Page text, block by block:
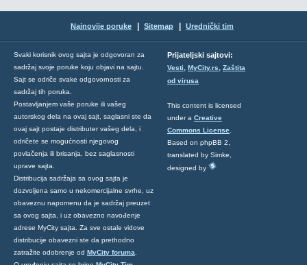
Najnovije poruke Sitemap Urednički tim
Svaki korisnik ovog sajta je odgovoran za
sadržaj svoje poruke koju objavi na sajtu.
Sajt se odriče svake odgovornosti za
sadržaj tih poruka.
Postavljanjem vaše poruke ili vašeg
autorskog dela na ovaj sajt, saglasni ste da
ovaj sajt postaje distributer vašeg dela, i
odričete se mogućnosti njegovog
povlačenja ili brisanja, bez saglasnosti
uprave sajta.
Distribucija sadržaja sa ovog sajta je
dozvoljena samo u nekomercijalne svrhe, uz
obaveznu napomenu da je sadržaj preuzet
sa ovog sajta, i uz obavezno navođenje
adrese MyCity sajta. Za sve ostale vidove
distribucije obavezni ste da prethodno
zatražite odobrenje od MyCity foruma
Prijateljski sajtovi:
Vesti, MyCity.rs, Zaštita
od virusa
This content is licensed
under a Creative
Commons License
Based on phpBB 2,
translated by Simke,
designed by